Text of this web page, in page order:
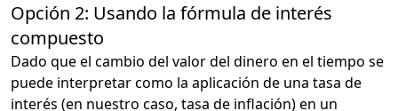
Opción 2: Usando la fórmula de interés
compuesto
Dado que el cambio del valor del dinero en el tiempo se
puede interpretar como la aplicación de una tasa de
interés (en nuestro caso, tasa de inflación) en un